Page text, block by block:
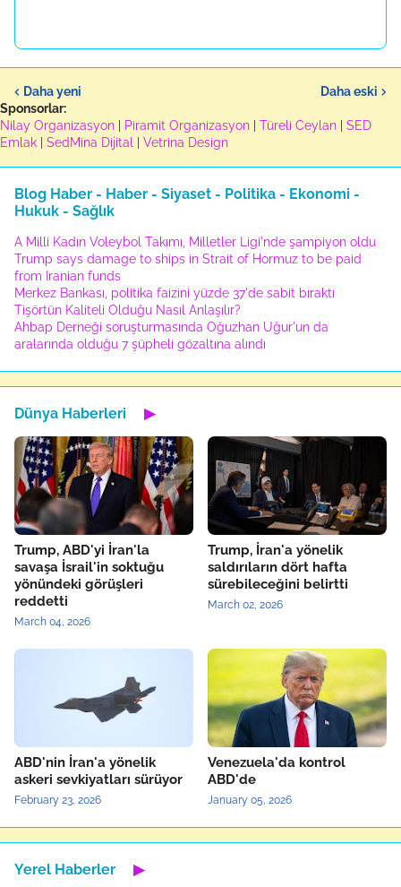
Daha yeni
Daha eski
Sponsorlar:
Nilay Organizasyon
Piramit Organizasyon Türeli Ceylan
SED
Emlak
SedMina Dijital Vetrina Design
Blog Haber - Haber - Siyaset - Politika - Ekonomi -
Hukuk - Sağlık
A Milli Kadın Voleybol Takımı, Milletler Ligi'nde şampiyon oldu
Trump says damage to ships in Strait of Hormuz to be paid
from Iranian funds
Merkez Bankası, politika faizini yüzde 37'de sabit bıraktı
Tişörtün Kaliteli Olduğu Nasıl Anlaşılır?
Ahbap Derneği soruşturmasında Oğuzhan Uğur'un da
aralarında olduğu 7 şüpheli gözaltına alındı
Dünya Haberleri ▶
Trump, ABD'yi İran'la
savaşa İsrail'in soktuğu
yönündeki görüşleri
reddetti
March 04, 2026
Trump, İran'a yönelik
saldırıların dört hafta
sürebileceğini belirtti
March 02, 2026
ABD'nin İran'a yönelik
askeri sevkiyatları sürüyor
February 23, 2026
Venezuela'da kontrol
ABD'de
January 05, 2026
Yerel Haberler ▶